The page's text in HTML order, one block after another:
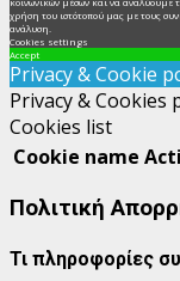
χρήση του ιστότοπού μας με τους
ανάλυση.
Cookies settings
Accept
Privacy & Cookie
Privacy & Cookies
Cookies list
Cookie name
Πολιτική
Τι πληροφορίες